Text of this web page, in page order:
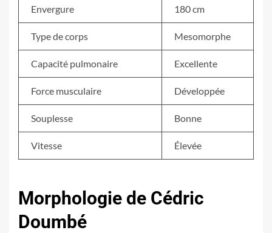
Envergure 180 cm
Type de corps Mesomorphe
Capacité pulmonaire Excellente
Force musculaire Développée
Souplesse Bonne
Vitesse Élevée
Morphologie de Cédric
Doumbé